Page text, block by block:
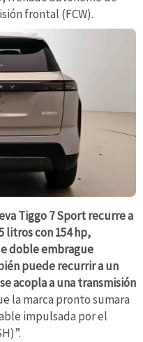
frontal (FCW).
Tiggo 7 Sport recurre a
litros con 154 hp,
doble embrague
puede recurrir a un
acopla a una transmisión
la marca pronto sumara
impulsada por el